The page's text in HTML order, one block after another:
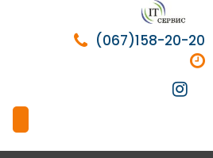
содержимому
(067)158-20-20